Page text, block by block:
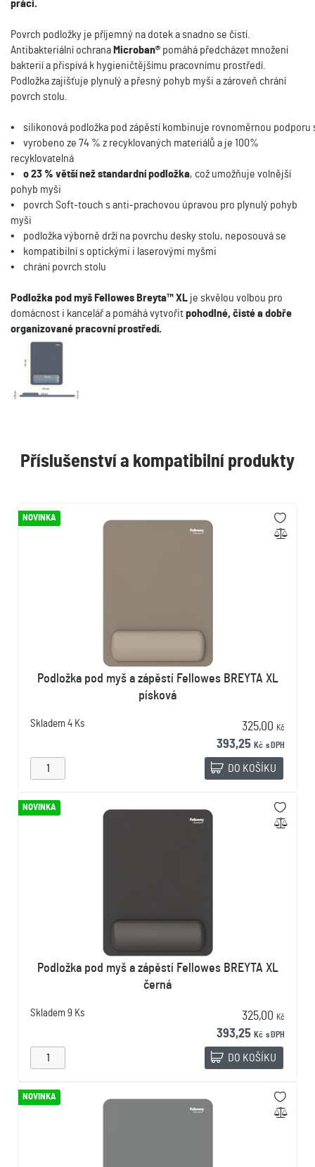
práci.
Povrch podložky je příjemný na dotek a snadno se čistí.
Antibakteriální ochrana Microban® pomáhá předcházet množení
bakterií a přispívá k hygieničtějšímu pracovnímu prostředí.
Podložka zajišťuje plynulý a přesný pohyb myši a zároveň chrání
povrch stolu.
• silikonová podložka pod zápěstí kombinuje rovnoměrnou
•
vyrobeno ze 74 % z recyklovaných materiálů a je 100%
recyklovatelná
•
o 23 % větší než standardní podložka, což umožňuje volnější
pohyb myši
•
povrch Soft-touch s anti-prachovou úpravou pro plynulý pohyb
myši
•
podložka výborně drží na povrchu desky stolu, neposouvá se
•
kompatibilní s optickými i laserovými myšmi
•
chrání povrch stolu
Podložka pod myš Fellowes Breyta™ XL je skvělou volbou pro
domácnost i kancelář a pomáhá vytvořitpohodlné, čisté a dobře
organizované pracovní prostředí.
Příslušenství a kompatibilní produkty
NOVINKA
Podložka pod myš a zápěstí Fellowes BREYTA XL
písková
Skladem 4 Ks 325,00 Kč
393,25 Kč s DPH
DO KOŠÍKU
NOVINKA
Podložka pod myš a zápěstí Fellowes BREYTA XL
černá
Skladem 9 Ks 325,00 Kč
393,25 Kč s DPH
DO KOŠÍKU
NOVINKA